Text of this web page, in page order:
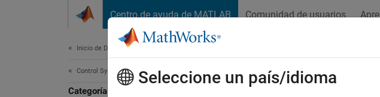
Centro de ayuda de MATLAB Comunidad de usuarios
Inicio de Documentación
Control Systems
Categoría
Seleccione un país/idioma